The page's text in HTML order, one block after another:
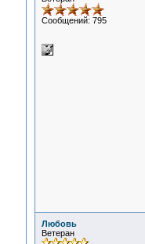
Сообщений: 795
Любовь
Ветеран